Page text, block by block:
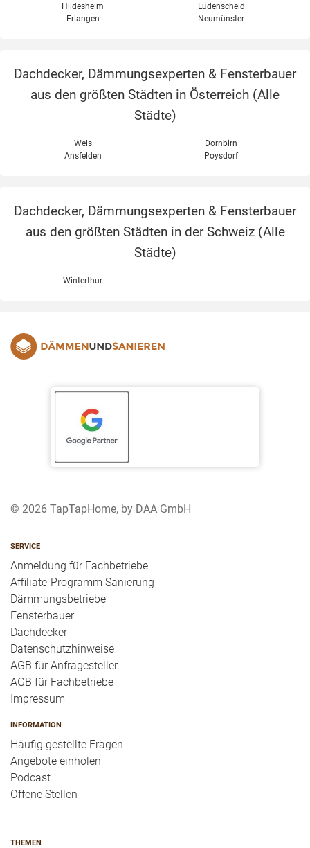
Hildesheim
Erlangen
Lüdenscheid
Neumünster
Dachdecker, Dämmungsexperten & Fensterbauer
aus den größten Städten in Österreich (Alle
Städte)
Wels
Dornbirn
Ansfelden
Poysdorf
Dachdecker, Dämmungsexperten & Fensterbauer
aus den größten Städten in der Schweiz (Alle
Städte)
Winterthur
© 2026 TapTapHome, by DAA GmbH
SERVICE
Anmeldung für Fachbetriebe
Affiliate-Programm Sanierung
Dämmungsbetriebe
Fensterbauer
Dachdecker
Datenschutzhinweise
AGB für Anfragesteller
AGB für Fachbetriebe
Impressum
INFORMATION
Häufig gestellte Fragen
Angebote einholen
Podcast
Offene Stellen
THEMEN